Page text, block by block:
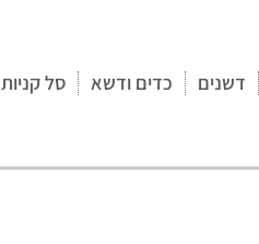
דשנים כדים ודשא סל קניות